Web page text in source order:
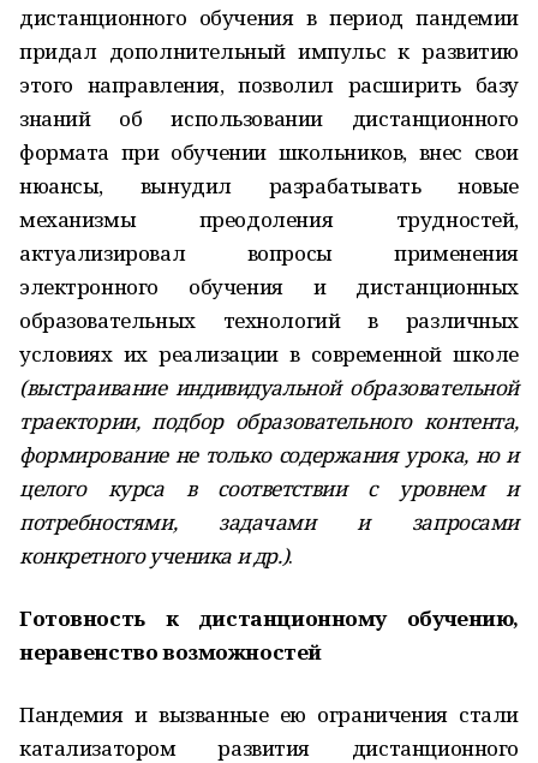
дистанционного обучения в период пандемии
придал дополнительный импульс к развитию
этого направления, позволил расширить базу
знаний об использовании дистанционного
формата при обучении школьников, внес свои
нюансы, вынудил разрабатывать новые
механизмы преодоления трудностей,
актуализировал вопросы применения
электронного обучения и дистанционных
образовательных технологий в различных
условиях их реализации в современной школе
(выстраивание индивидуальной образовательной
траектории, подбор образовательного контента,
формирование не только содержания урока, но и
целого курса в соответствии с уровнем и
потребностями, задачами и запросами
конкретного ученика и др.).
Готовность к дистанционному обучению,
неравенство возможностей
Пандемия и вызванные ею ограничения стали
катализатором развития дистанционного